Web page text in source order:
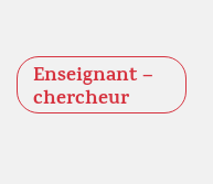
Enseignant –
chercheur